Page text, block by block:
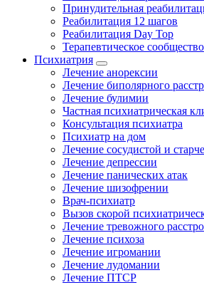
Принудительная
Реабилитация 12 шагов
Реабилитация Day Top
Терапевтическое сообщество
Психиатрия
Лечение анорексии
Лечение биполярного
Лечение булимии
Частная психиатрическая
Консультация психиатра
Психиатр на дом
Лечение сосудистой и
Лечение депрессии
Лечение панических атак
Лечение шизофрении
Врач-психиатр
Вызов скорой
Лечение тревожного
Лечение психоза
Лечение игромании
Лечение лудомании
Лечение ПТСР